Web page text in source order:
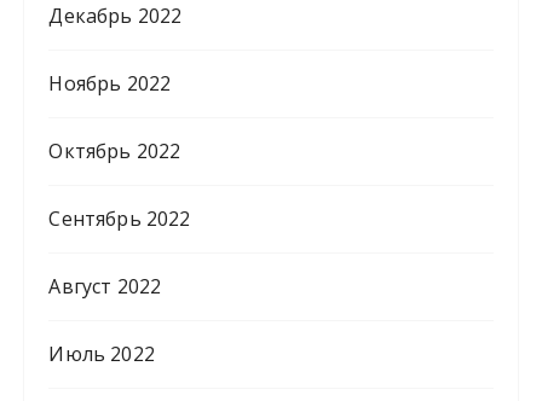
Декабрь 2022
Ноябрь 2022
Октябрь 2022
Сентябрь 2022
Август 2022
Июль 2022